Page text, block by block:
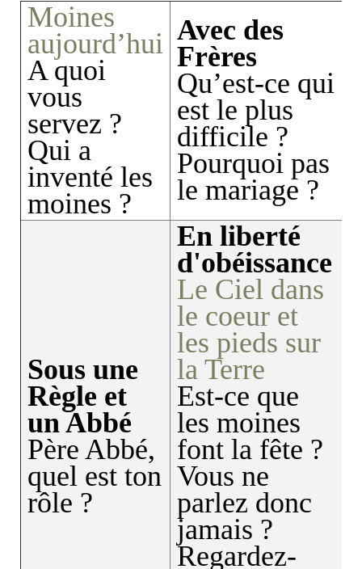
Moines
aujourd’hui
A quoi
vous
servez ?
Qui a
inventé les
moines ?
Avec des
Frères
Qu’est-ce qui
est le plus
difficile ?
Pourquoi pas
le mariage ?
Sous une
Règle et
un Abbé
Père Abbé,
quel est ton
rôle ?
En liberté
d'obéissance
Le Ciel dans
le coeur et
les pieds sur
la Terre
Est-ce que
les moines
font la fête ?
Vous ne
parlez donc
jamais ?
Regardez-